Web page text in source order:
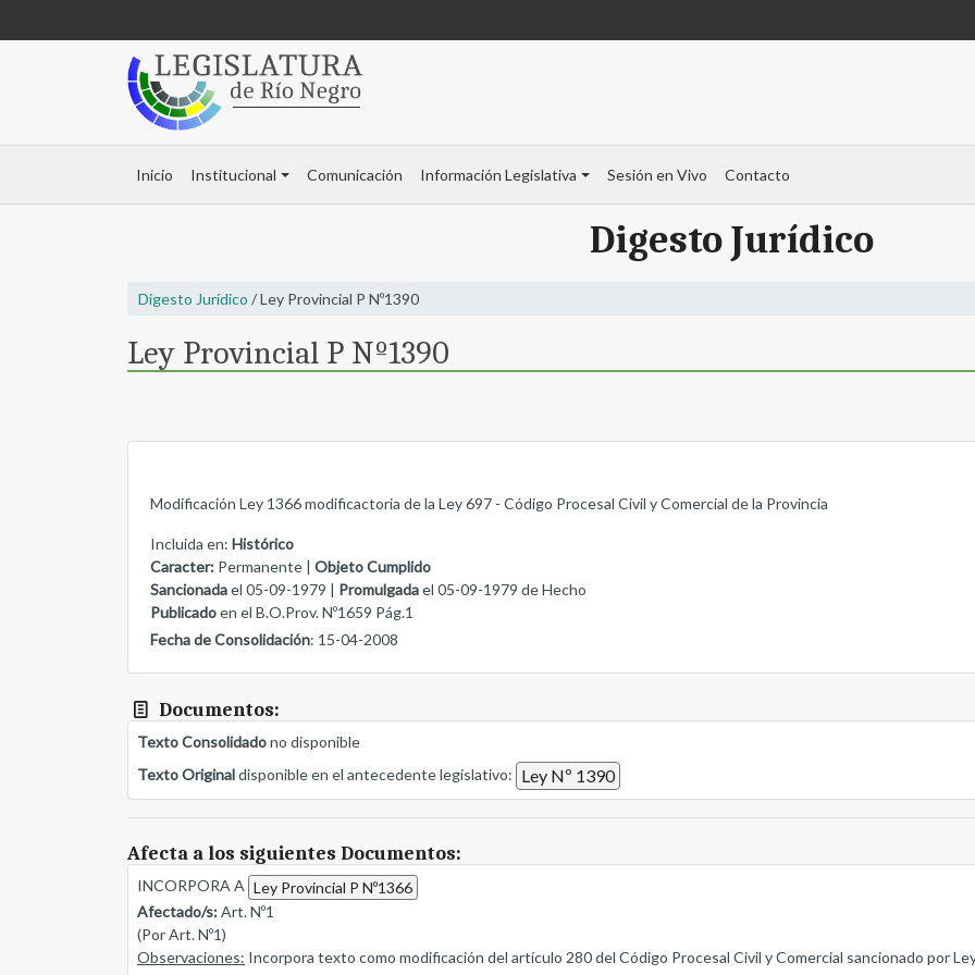
Inicio Institucional Comunicación Información Legislativa Sesión en Vivo Contacto
Digesto Jurídico
Digesto Jurídico / Ley Provincial P Nº1390
Ley Provincial P Nº1390
Modificación Ley 1366 modificactoria de la Ley 697 - Código Procesal Civil y Comercial de la Provincia
Incluida en: Histórico
Caracter: Permanente | Objeto Cumplido
Sancionadael 05-09-1979 | Promulgadael 05-09-1979 de Hecho
Publicadoen el B.O.Prov. Nº1659 Pág.1
Fecha de Consolidación: 15-04-2008
Documentos:
Texto Consolidadono disponible
Texto Originaldisponible en el antecedente legislativo: Ley Nº 1390
Afecta a los siguientes Documentos:
INCORPORA A Ley Provincial P Nº1366
Afectado/s:Art. Nº1
(Por Art. Nº1)
Observaciones: Incorpora texto como modificación del artículo 280 del Código Procesal Civil y Comercial sancionado por